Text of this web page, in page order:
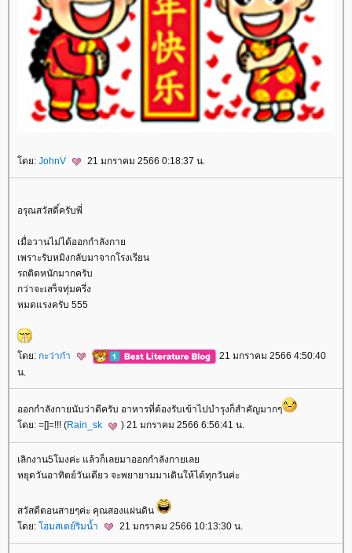
ดย: JohnV 21 มกราคม 2566 0:18:37 น.
อรุณสวัสดิ์ครับพี่
เมื่อวานไม่ได้ออกกำลังกา
เพราะรับหมิงกลับมาจากโรงเรียน
รถติดหนักมากครับ
กว่าจะเสร็จทุ่มครึ่ง
หมดแรงครับ 555
ดย: กะว่าก๋า
21 มกราคม 2566 4:50:40
น.
ออกกำลังกายนับว่าดีครับ อาหารที่ต้องรับเข้าไปบำรุงก็สำคัญมากๆ
ดย: =[]=!!! (Rain_sk ) 21 มกราคม 2566 6:56:41 น.
เลิกงาน5โมงค่ะ แล้วก็เลยมาออกกำลังกายเล
หยุดวันอาทิตย์วันเดียว จะพยายามมาเดินให้ได้ทุกวันค่ะ
สวัสดีตอนสายๆค่ะ คุณสองแผ่นดิน
ดย: ฮมสเตย์ริมน้ำ 21 มกราคม 2566 10:13:30 น.